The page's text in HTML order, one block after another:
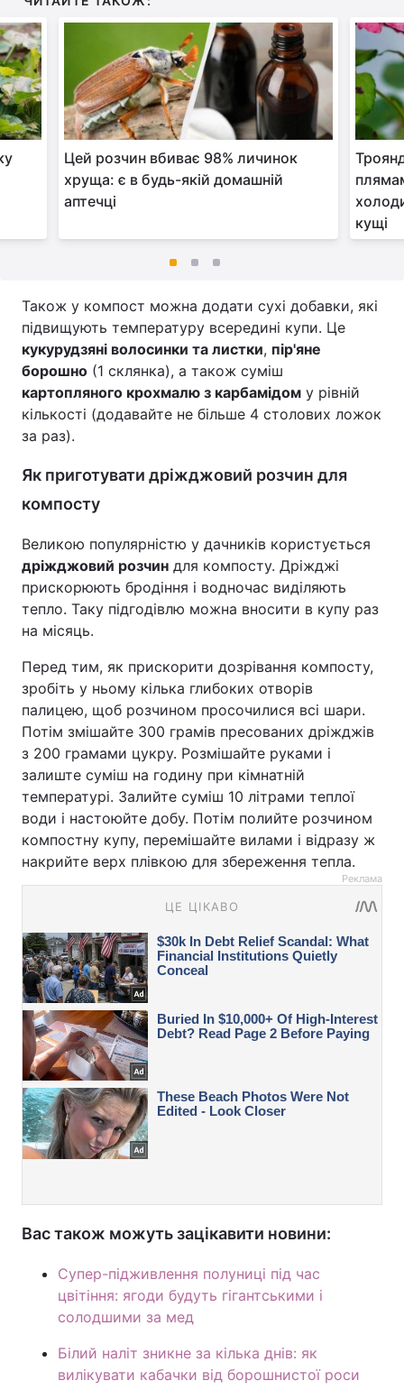
Цей розчин вбиває 98% личинок
хруща: є в будь-якій домашній
аптечці
кущі
Також у компост можна додати сухі добавки, які
підвищують температуру всередині купи. Це
кукурудзяні волосинки та листки, пір'яне
борошно (1 склянка), а також суміш
картопляного крохмалю з карбамідом у рівній
кількості (додавайте не більше 4 столових ложок
за раз).
Як приготувати дріжджовий розчин для
компосту
Великою популярністю у дачників користується
дріжджовий розчин для компосту. Дріжджі
прискорюють бродіння і водночас виділяють
тепло. Таку підгодівлю можна вносити в купу раз
на місяць.
Перед тим, як прискорити дозрівання компосту,
зробіть у ньому кілька глибоких отворів
палицею, щоб розчином просочилися всі шари.
Потім змішайте 300 грамів пресованих дріжджів
з 200 грамами цукру. Розмішайте руками і
залиште суміш на годину при кімнатній
температурі. Залийте суміш 10 літрами теплої
води і настоюйте добу. Потім полийте розчином
компостну купу, перемішайте вилами і відразу ж
накрийте верх плівкою для збереження тепла.
Реклама
Вас також можуть зацікавити новини:
Супер-підживлення полуниці під час
цвітіння: ягоди будуть гігантськими і
солодшими за мед
Білий наліт зникне за кілька днів: як
вилікувати кабачки від борошнистої роси